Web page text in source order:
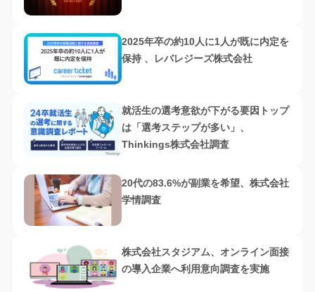
2025年卒の約10人に1人が既に内定を
保持 、レバレジーズ株式会社
就活生の選考意欲が下がる要因トップ
は「選考ステップが多い」、
Thinkings株式会社調査
20代の83.6%が副業を希望、株式会社
学情調査
株式会社スタジアム、オンライン面接
の導入企業へ利用意向調査を実施